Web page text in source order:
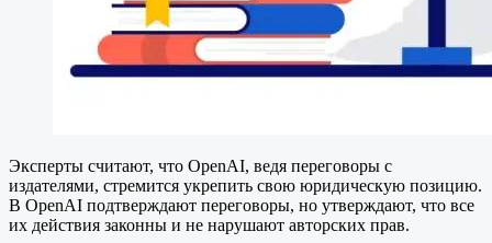
Эксперты считают, что OpenAI, ведя переговоры с
издателями, стремится укрепить свою юридическую позицию.
В OpenAI подтверждают переговоры, но утверждают, что все
их действия законны и не нарушают авторских прав.